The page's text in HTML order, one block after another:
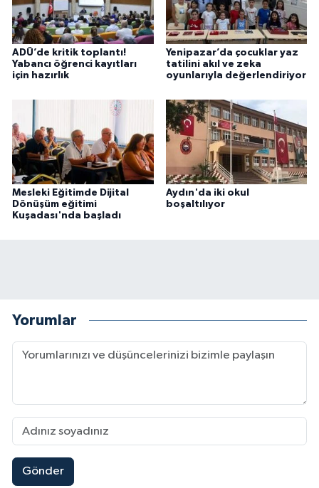
ADÜ’de kritik toplantı!
Yabancı öğrenci kayıtları
için hazırlık
Yenipazar’da çocuklar yaz
tatilini akıl ve zeka
oyunlarıyla değerlendiriyor
Mesleki Eğitimde Dijital
Dönüşüm eğitimi
Kuşadası'nda başladı
Aydın'da iki okul
boşaltılıyor
Yorumlar
Gönder